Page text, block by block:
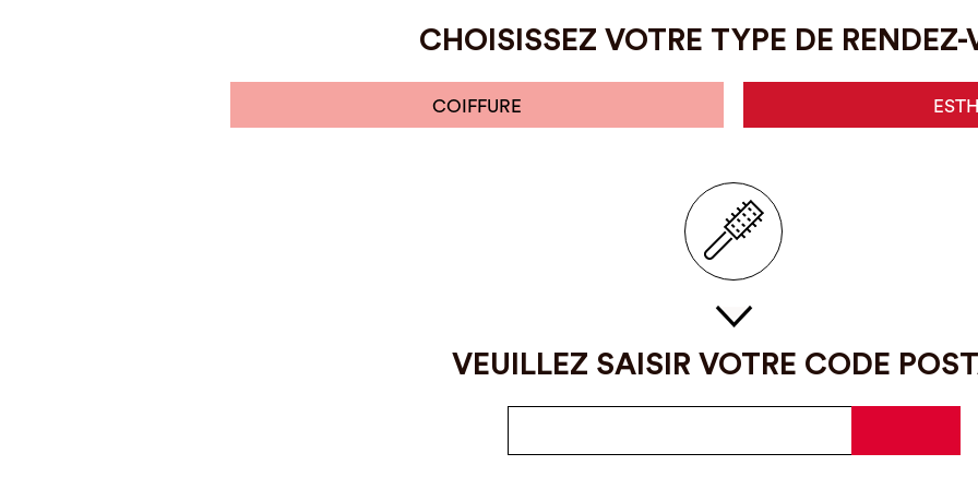
CHOISISSEZ VOTRE TYPE DE RENDEZ-
COIFFURE
VEUILLEZ SAISIR VOTRE CODE